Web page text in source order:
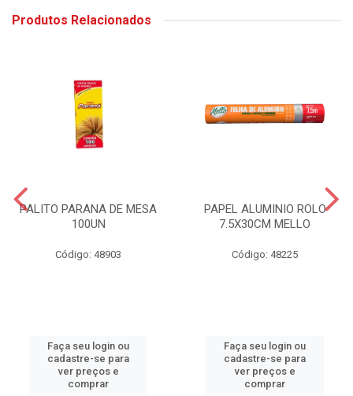
Produtos Relacionados
PALITO PARANA DE MESA
100UN
Código: 48903
Faça seu login ou
cadastre-se para
ver preços e
comprar
PAPEL ALUMINIO ROLO
7.5X30CM MELLO
Código: 48225
Faça seu login ou
cadastre-se para
ver preços e
comprar